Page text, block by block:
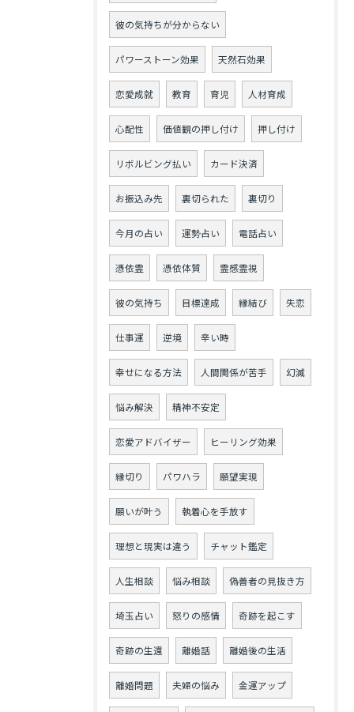
彼の気持ちが分からない
パワーストーン効果 天然石効果
恋愛成就 教育 育児 人材育成
心配性 価値観の押し付け 押し付け
リボルビング払い カード決済
お振込み先 裏切られた 裏切り
今月の占い 運勢占い 電話占い
憑依霊 憑依体質 霊感霊視
彼の気持ち 目標達成 縁結び 失恋
仕事運 逆境 辛い時
幸せになる方法 人間関係が苦手 幻滅
悩み解決 精神不安定
恋愛アドバイザー ヒーリング効果
縁切り パワハラ 願望実現
願いが叶う 執着心を手放す
理想と現実は違う チャット鑑定
人生相談 悩み相談 偽善者の見抜き方
埼玉占い 怒りの感情 奇跡を起こす
奇跡の生還 離婚話 離婚後の生活
離婚問題 夫婦の悩み 金運アップ